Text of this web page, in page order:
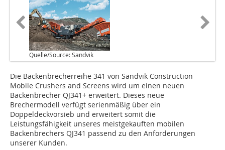
Quelle/Source: Sandvik
Die Backenbrecherreihe 341 von Sandvik Construction
Mobile Crushers and Screens wird um einen neuen
Backenbrecher QJ341+ erweitert. Dieses neue
Brechermodell verfügt serienmäßig über ein
Doppeldeckvorsieb und erweitert somit die
Leistungsfähigkeit unseres meistgekauften mobilen
Backenbrechers QJ341 passend zu den Anforderungen
unserer Kunden.